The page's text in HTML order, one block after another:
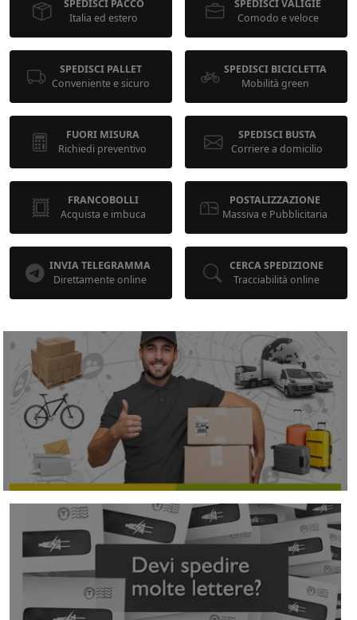
SPEDISCI PACCO
Italia ed estero
SPEDISCI VALIGIE
Comodo e veloce
SPEDISCI PALLET
Conveniente e sicuro
SPEDISCI BICICLETTA
Mobilità green
FUORI MISURA
Richiedi preventivo
SPEDISCI BUSTA
Corriere a domicilio
FRANCOBOLLI
Acquista e imbuca
POSTALIZZAZIONE
Massiva e Pubblicitaria
INVIA TELEGRAMMA
Direttamente online
CERCA SPEDIZIONE
Tracciabilità online